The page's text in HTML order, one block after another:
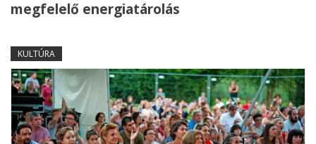
megfelelő energiatárolás
KULTÚRA